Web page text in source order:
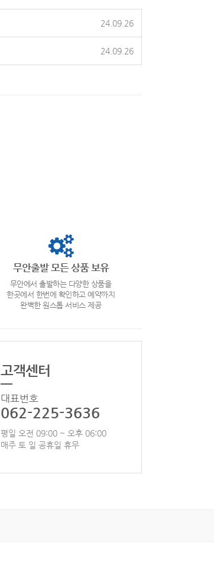
24.09.26
24.09.26
무안출발 모든 상품 보유
무안에서 출발하는 다양한 상품을
한곳에서 한번에 확인하고 예약까지
완벽한 원스톱 서비스 제공
고객센터
대표번호
062-225-3636
평일 오전 09:00 ~ 오후 06:00
매주 토 일 공휴일 휴무